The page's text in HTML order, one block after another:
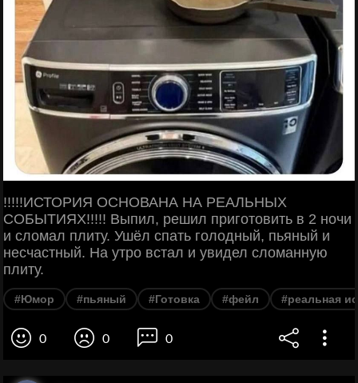
!!!!!ИСТОРИЯ ОСНОВАНА НА РЕАЛЬНЫХ
СОБЫТИЯХ!!!!! Выпил, решил приготовить в 2 ночи
и сломал плиту. Ушёл спать голодный, пьяный и
несчастный. На утро встал и увидел сломанную
плиту.
#Юмор #пьяный #Готовка #фейл #реальная
0 0 0